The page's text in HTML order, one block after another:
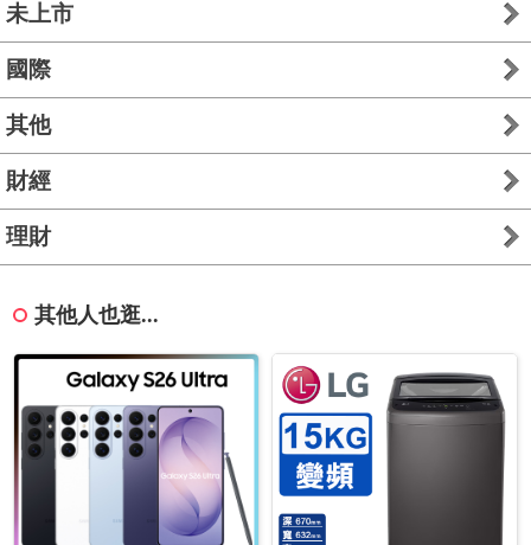
未上市
國際
其他
財經
理財
其他人也逛...